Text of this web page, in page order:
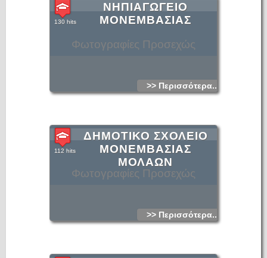
Φωτογραφίες Προσεχώς
ΝΗΠΙΑΓΩΓΕΙΟ
ΜΟΝΕΜΒΑΣΙΑΣ
130 hits
>> Περισσότερα...
Φωτογραφίες Προσεχώς
ΔΗΜΟΤΙΚΟ ΣΧΟΛΕΙΟ
ΜΟΝΕΜΒΑΣΙΑΣ
ΜΟΛΑΩΝ
112 hits
>> Περισσότερα...